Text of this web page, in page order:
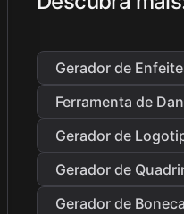
Gerador de
Ferramenta de
Gerador de
Gerador de
Gerador de